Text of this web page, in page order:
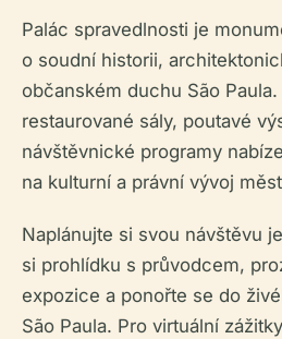
Palác spravedlnosti je
o soudní historii,
občanském duchu São
restaurované sály, poutavé
návštěvnické programy
na kulturní a právní vývoj
Naplánujte si svou návštěvu
si prohlídku s průvodcem,
expozice a ponořte se do
São Paula. Pro virtuální